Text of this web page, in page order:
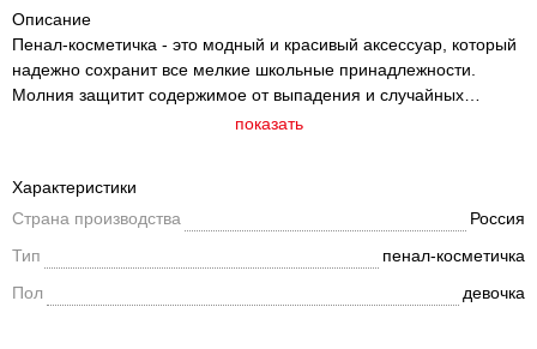
Описание
Пенал-косметичка - это модный и красивый аксессуар, который
надежно сохранит все мелкие школьные принадлежности.
Молния защитит содержимое от выпадения и случайных
потерь. Изделие изготовлено из износостойкой ткани, поэтому
показать
Характеристики
Страна производства
Россия
Тип
пенал-косметичка
Пол
девочка